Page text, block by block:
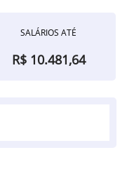
SALÁRIOS ATÉ
R$ 10.481,64